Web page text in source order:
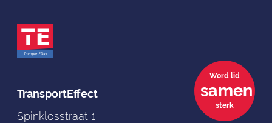
TransportEffect
Spinklosstraat 1
Word lid
samen
sterk